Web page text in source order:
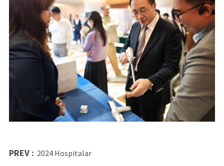
PREV : 2024 Hospitalar